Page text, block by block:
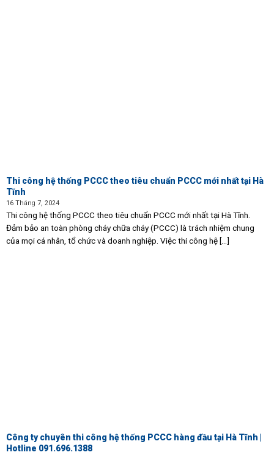
Thi công hệ thống PCCC theo tiêu chuẩn PCCC mới nhất tại Hà
Tĩnh
16 Tháng 7, 2024
Thi công hệ thống PCCC theo tiêu chuẩn PCCC mới nhất tại Hà Tĩnh.
Đảm bảo an toàn phòng cháy chữa cháy (PCCC) là trách nhiệm chung
của mọi cá nhân, tổ chức và doanh nghiệp. Việc thi công hệ [...]
Công ty chuyên thi công hệ thống PCCC hàng đầu tại Hà Tĩnh |
Hotline 091.696.1388